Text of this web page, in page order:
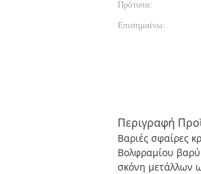
Πρότυπα:
Επισημαίνω:
Περιγραφή
Βαριές σφαίρες
Βολφραμίου
σκόνη μετάλλων